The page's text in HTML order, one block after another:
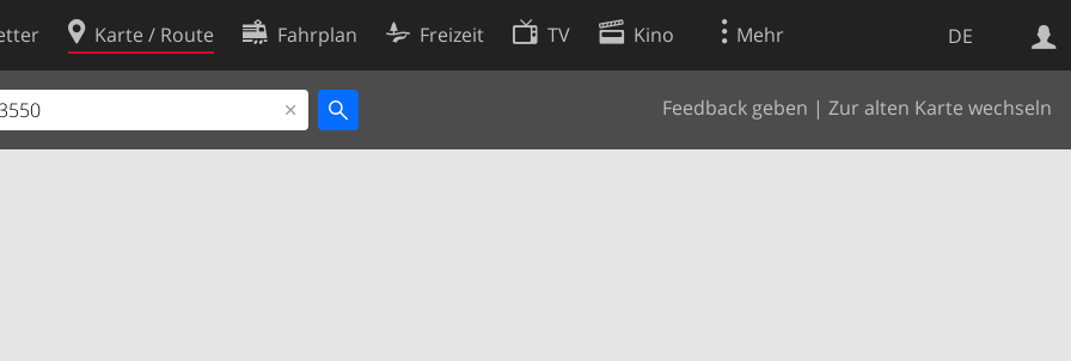
DE
Karte / Route Fahrplan Freizeit TV Kino Mehr
Feedback geben | Zur alten Karte wechseln
Websuche
Cookie-Richtlinie
Cookie-Einstellungen